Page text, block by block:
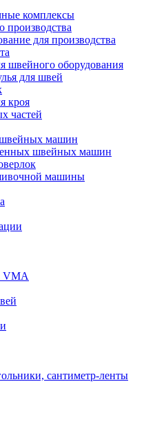
комплексы
для производства
швейного оборудования
для швей
кроя
частей
машин
швейных машин
машины
VMA
сантиметр-ленты